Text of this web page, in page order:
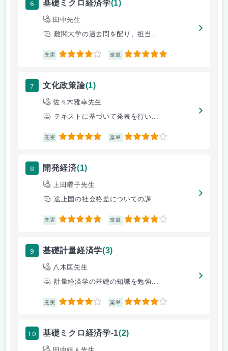
6 基礎ミクロ経済学(1)
田中先生
難関大学の過去問を配り、担当...
充実 4 楽単 5
7 文化政策論(1)
佐々木雅幸先生
テキストに基づいて発表を行い...
充実 5 楽単 4
8 開発経済(1)
上田曜子先生
途上国の社会格差についての課...
充実 5 楽単 4
9 基礎計量経済学(3)
八木匡先生
計量経済学の基礎の知識を勉強...
充実 4 楽単 4
10 基礎ミクロ経済学-1(2)